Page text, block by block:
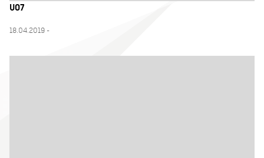
UO7
18.04.2019 -